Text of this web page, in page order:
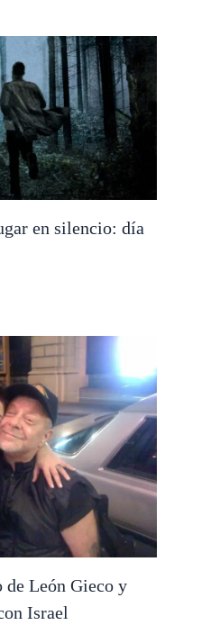
en silencio: día
de León Gieco y
Israel